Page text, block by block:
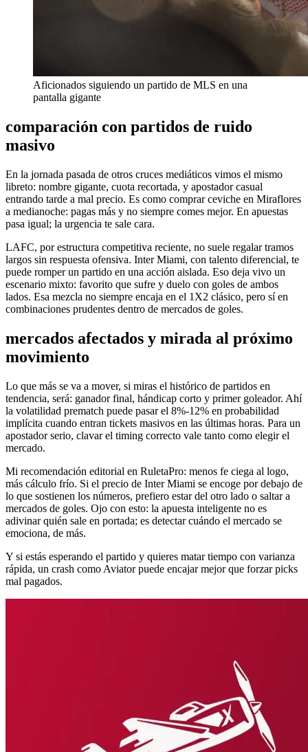
Aficionados siguiendo un partido de MLS en una
pantalla gigante
comparación con partidos de ruido
masivo
En la jornada pasada de otros cruces mediáticos vimos el mismo
libreto: nombre gigante, cuota recortada, y apostador casual
entrando tarde a mal precio. Es como comprar ceviche en Miraflores
a medianoche: pagas más y no siempre comes mejor. En apuestas
pasa igual; la urgencia te sale cara.
LAFC, por estructura competitiva reciente, no suele regalar tramos
largos sin respuesta ofensiva. Inter Miami, con talento diferencial, te
puede romper un partido en una acción aislada. Eso deja vivo un
escenario mixto: favorito que sufre y duelo con goles de ambos
lados. Esa mezcla no siempre encaja en el 1X2 clásico, pero sí en
combinaciones prudentes dentro de mercados de goles.
mercados afectados y mirada al próximo
movimiento
Lo que más se va a mover, si miras el histórico de partidos en
tendencia, será: ganador final, hándicap corto y primer goleador. Ahí
la volatilidad prematch puede pasar el 8%-12% en probabilidad
implícita cuando entran tickets masivos en las últimas horas. Para un
apostador serio, clavar el timing correcto vale tanto como elegir el
mercado.
Mi recomendación editorial en RuletaPro: menos fe ciega al logo,
más cálculo frío. Si el precio de Inter Miami se encoge por debajo de
lo que sostienen los números, prefiero estar del otro lado o saltar a
mercados de goles. Ojo con esto: la apuesta inteligente no es
adivinar quién sale en portada; es detectar cuándo el mercado se
emociona, de más.
Y si estás esperando el partido y quieres matar tiempo con varianza
rápida, un crash como Aviator puede encajar mejor que forzar picks
mal pagados.